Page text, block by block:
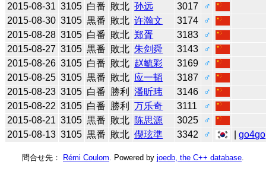
2015-08-31 3105 白番 敗北 孙远 3017
♂
2015-08-30 3105 黒番 敗北 许瀚文 3174
♂
2015-08-28 3105 白番 敗北 郑胥 3183
♂
2015-08-27 3105 黒番 敗北 朱剑舜 3143
♂
2015-08-26 3105 白番 敗北 赵毓彩 3169
♂
2015-08-25 3105 黒番 敗北 应一韬 3187
♂
2015-08-23 3105 白番 勝利 潘昕玮 3146
♂
2015-08-22 3105 白番 勝利 万乐奇 3111
♂
2015-08-21 3105 黒番 敗北 陈思源 3025
♂
2015-08-13 3105 黒番 敗北 偰玹準 3342 ♂ |go4go
問合せ先： Rémi Coulom . Powered by joedb, the C++ database